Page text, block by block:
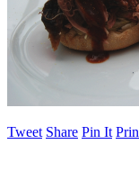
Tweet Share Pin It